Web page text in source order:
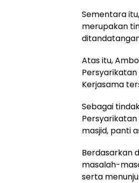
Sementara
merupakan
Atas itu,
Kerjasama
Sebagai
Persyarikatan
masjid, panti
Berdasarkan
masalah-
serta